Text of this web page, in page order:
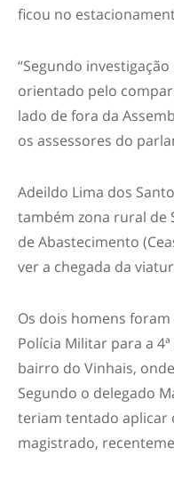
ficou no
“Segundo
orientado pelo
lado de fora da
os assessores do
Adeildo Lima dos
também zona rural de
de Abastecimento
ver a chegada da
Os dois homens
Polícia Militar para a
bairro do Vinhais,
Segundo o delegado
teriam tentado aplicar
magistrado,